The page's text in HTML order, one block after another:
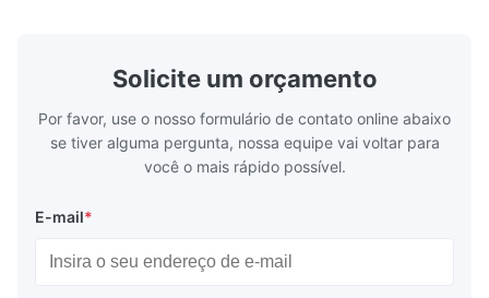
Solicite um orçamento
Por favor, use o nosso formulário de contato online abaixo
se tiver alguma pergunta, nossa equipe vai voltar para
você o mais rápido possível.
E-mail*